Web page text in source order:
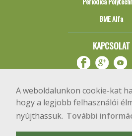
A weboldalunkon cookie-kat
hogy a legjobb felhasználói
nyújthassuk. További
BME Alfa
KAPCSOLAT